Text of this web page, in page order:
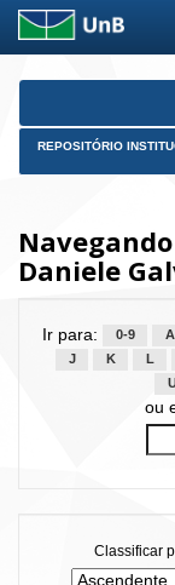
Skip
REPOSITÓRIO
Daniele
Ir para: 0-9 A
J
K L
ou
Classificar